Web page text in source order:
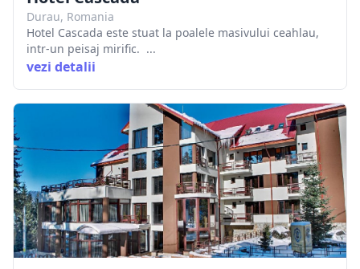
Durau, Romania
Hotel Cascada este stuat la poalele masivului ceahlau,
intr-un peisaj mirific. ...
vezi detalii